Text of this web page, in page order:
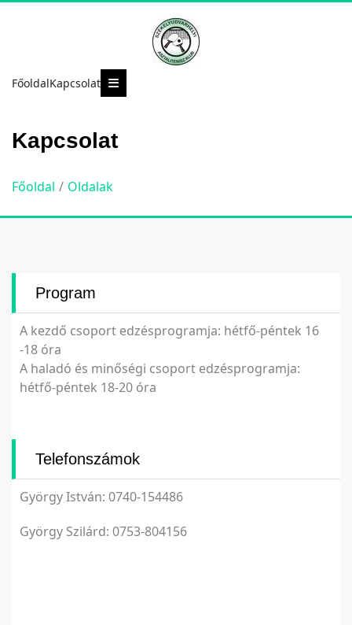
FőoldalKapcsolat
Kapcsolat
Főoldal / Oldalak
Program
A kezdő csoport edzésprogramja: hétfő-péntek 16
-18 óra
A haladó és minőségi csoport edzésprogramja:
hétfő-péntek 18-20 óra
Telefonszámok
György István: 0740-154486
György Szilárd: 0753-804156